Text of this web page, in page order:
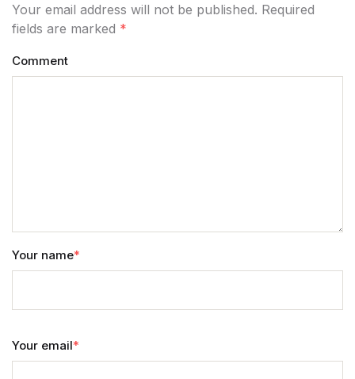
Your email address will not be published. Required
fields are marked *
Comment
Your name*
Your email*